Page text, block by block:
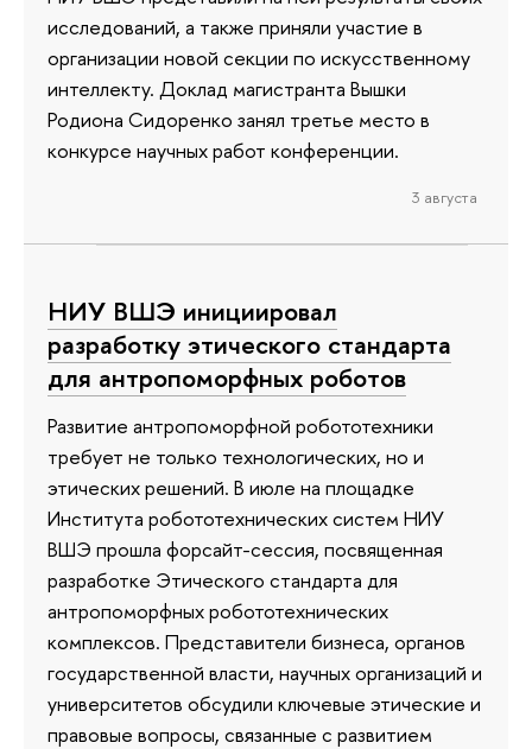
исследований, а также приняли участие в
организации новой секции по искусственному
интеллекту. Доклад магистранта Вышки
Родиона Сидоренко занял третье место в
конкурсе научных работ конференции.
3 августа
НИУ ВШЭ инициировал
разработку этического стандарта
для антропоморфных роботов
Развитие антропоморфной робототехники
требует не только технологических, но и
этических решений. В июле на площадке
Института робототехнических систем НИУ
ВШЭ прошла форсайт-сессия, посвященная
разработке Этического стандарта для
антропоморфных робототехнических
комплексов. Представители бизнеса, органов
государственной власти, научных организаций и
университетов обсудили ключевые этические и
правовые вопросы, связанные с развитием